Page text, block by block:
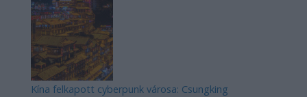
Kína felkapott cyberpunk városa: Csungking